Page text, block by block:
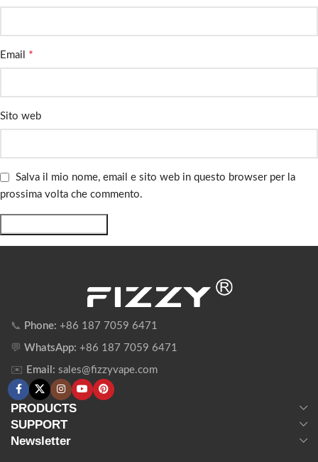
Email *
Sito web
Salva il mio nome, email e sito web in questo browser per la
prossima volta che commento.
📞 Phone: +86 187 7059 6471
💬 WhatsApp: +86 187 7059 6471
✉️ Email: sales@fizzyvape.com
PRODUCTS
SUPPORT
Newsletter